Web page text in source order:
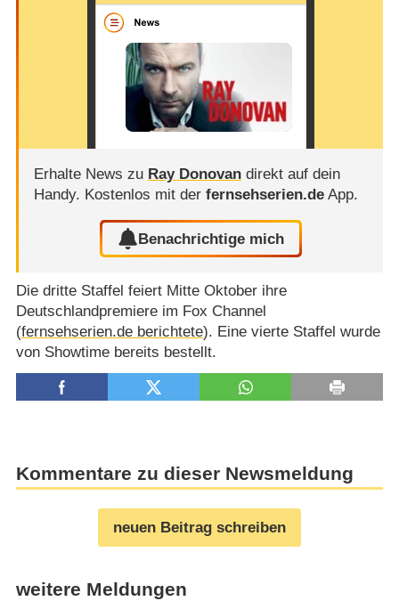
Erhalte News zu Ray Donovandirekt auf dein
Handy. Kostenlos mit der fernsehserien.deApp.
Benachrichtige mich
Die dritte Staffel feiert Mitte Oktober ihre
Deutschlandpremiere im Fox Channel
(fernsehserien.de berichtete). Eine vierte Staffel wurde
von Showtime bereits bestellt.
Kommentare zu dieser Newsmeldung
neuen Beitrag schreiben
weitere Meldungen